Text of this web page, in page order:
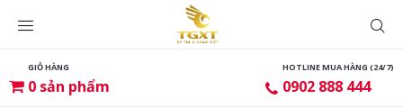
GIỎ HÀNG
0 sản phẩm
HOTLINE MUA HÀNG (24/7)
0902 888 444